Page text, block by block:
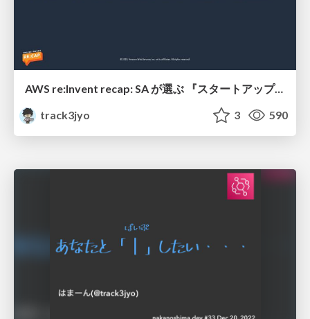
AWS re:Invent recap: SA が選ぶ 『スタートアップに嬉しい新サービス・新機能』 #AWSStartupfm
track3jyo
3 590